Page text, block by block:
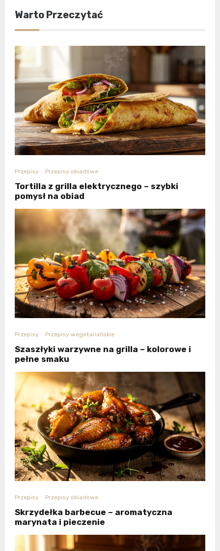
Warto Przeczytać
Przepisy Przepisy obiadowe
Tortilla z grilla elektrycznego – szybki
pomysł na obiad
Przepisy Przepisy wegetariańskie
Szaszłyki warzywne na grilla – kolorowe i
pełne smaku
Przepisy Przepisy obiadowe
Skrzydełka barbecue – aromatyczna
marynata i pieczenie